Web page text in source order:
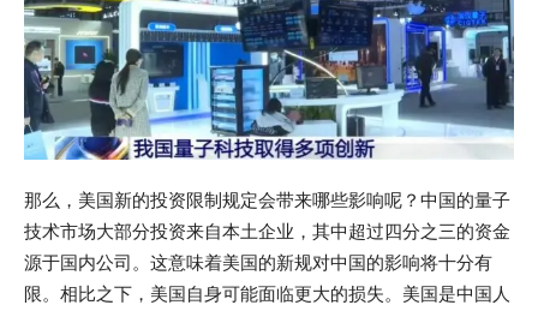
那么，美国新的投资限制规定会带来哪些影响呢？中国的量子
技术市场大部分投资来自本土企业，其中超过四分之三的资金
源于国内公司。这意味着美国的新规对中国的影响将十分有
限。相比之下，美国自身可能面临更大的损失。美国是中国人